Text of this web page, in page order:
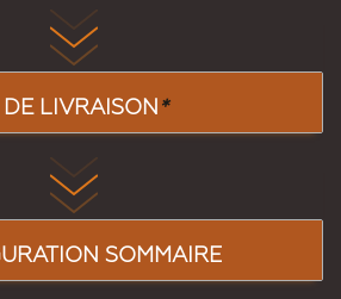
LIVRAISON*
SOMMAIRE